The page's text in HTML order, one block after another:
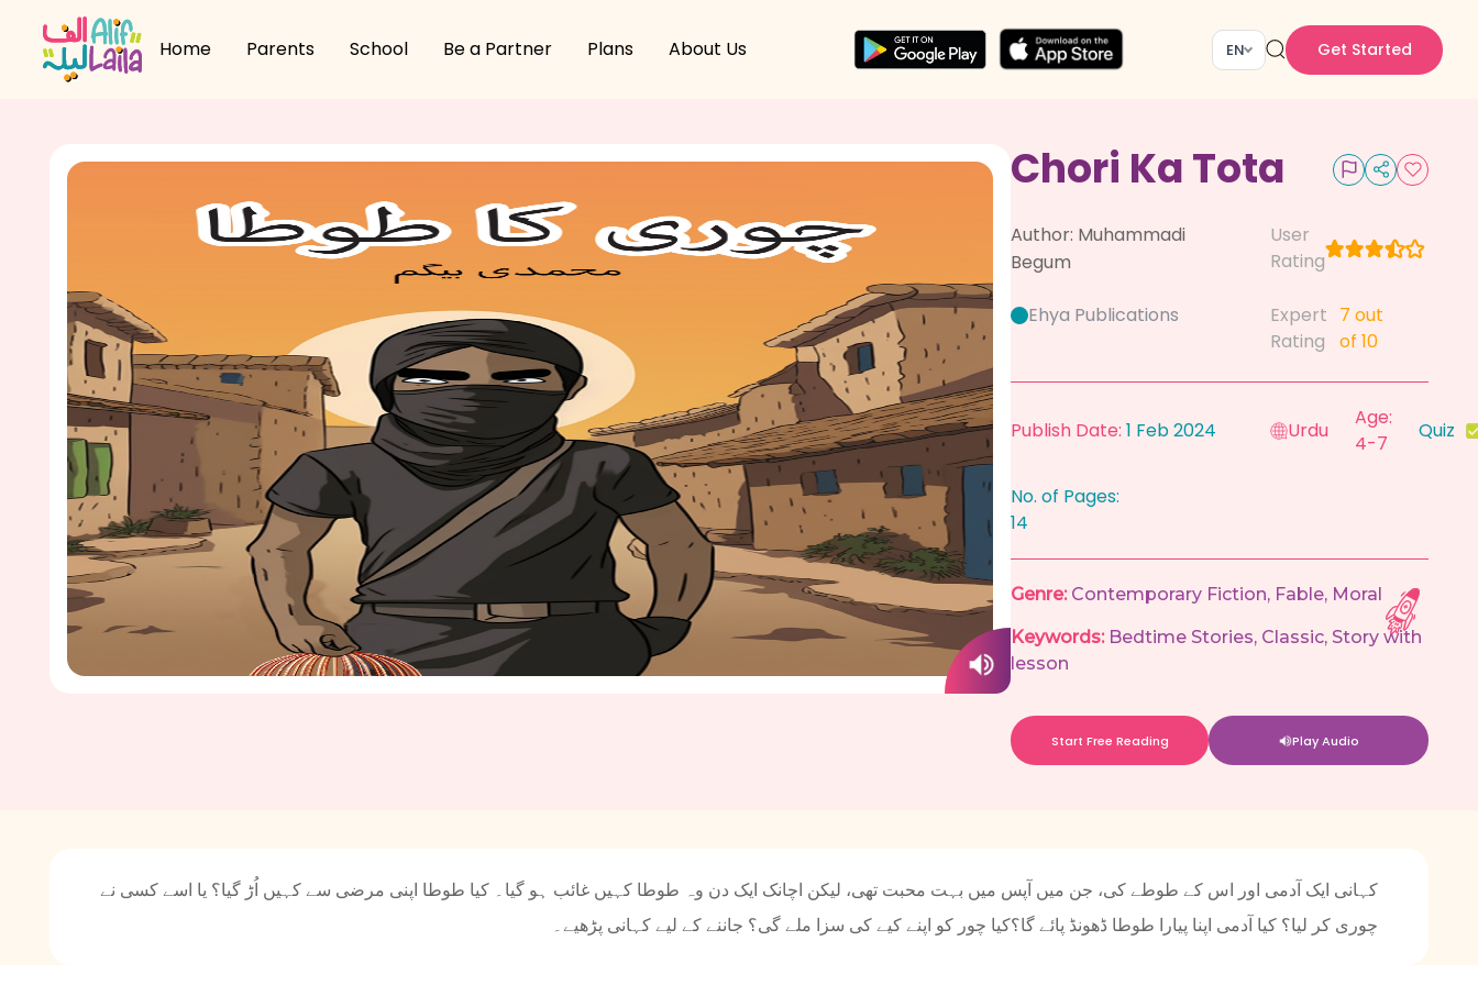
Home Parents School Be a Partner Plans About Us EN Get Started
Chori Ka Tota
Author: Muhammadi
Begum
User
Rating
Ehya Publications
Expert
Rating
7 out
of 10
Publish Date: 1 Feb 2024 Urdu
Age:
4-7
Quiz
No. of Pages:
14
Genre: Contemporary Fiction, Fable, Moral
Keywords: Bedtime Stories, Classic, Story with
lesson
Start Free Reading Play Audio
کہانی ایک آدمی اور اس کے طوطے کی، جن میں آپس میں بہت محبت تھی، لیکن اچانک ایک دن وہ طوطا کہیں غائب ہو گیا۔ کیا طوطا اپنی مرضی سے کہیں اُڑ گیا؟ یا اسے کسی نے
چوری کر لیا؟ کیا آدمی اپنا پیارا طوطا ڈھونڈ پائے گا؟کیا چور کو اپنے کیے کی سزا ملے گی؟ جاننے کے لیے کہانی پڑھیے۔